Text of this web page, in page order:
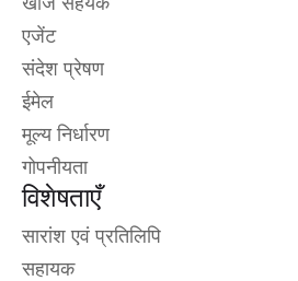
एजेंट
संदेश प्रेषण
ईमेल
मूल्य निर्धारण
गोपनीयता
विशेषताएँ
सारांश एवं प्रतिलिपि
सहायक